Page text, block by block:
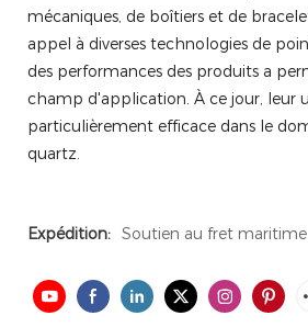
mécaniques, de boîtiers et de
appel à diverses technologies de
des performances des produits a
champ d'application. À ce jour, leur
particulièrement efficace dans le
quartz.
Expédition: Soutien au fret maritime